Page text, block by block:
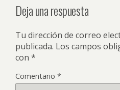
Deja una respuesta
Tu dirección de correo
publicada. Los campos
con *
Comentario *